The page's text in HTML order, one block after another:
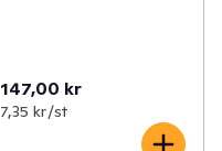
147,00 kr
7,35 kr /st